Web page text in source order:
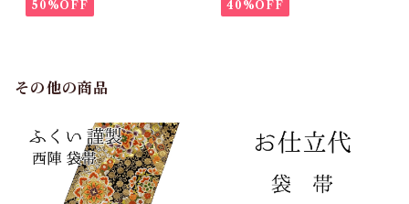
50%OFF 40%OFF
その他の商品